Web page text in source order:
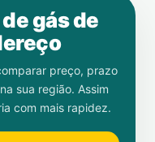
gás de
preço, prazo
sua região. Assim
com mais rapidez.